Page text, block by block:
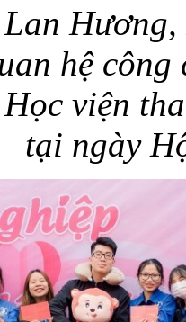
hệ
viện
tại ngày